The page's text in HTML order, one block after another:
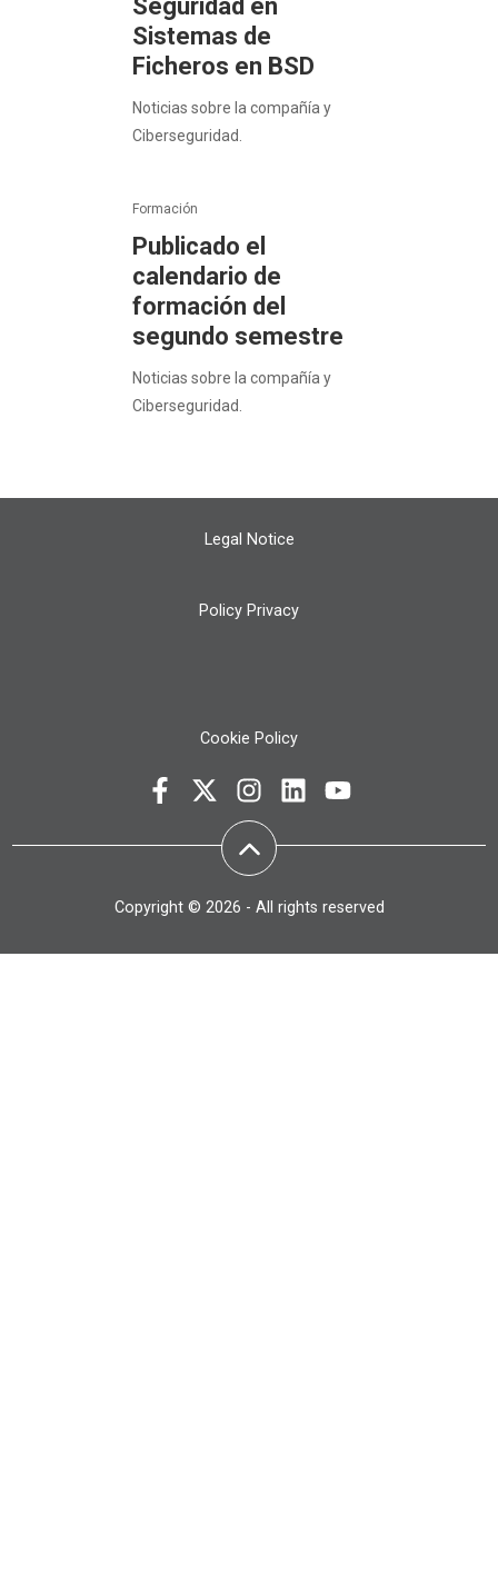
Seguridad en
Sistemas de
Ficheros en BSD
Noticias sobre la compañía y
Ciberseguridad.
Formación
Publicado el
calendario de
formación del
segundo semestre
Noticias sobre la compañía y
Ciberseguridad.
Legal Notice
Policy Privacy
Cookie Policy
Copyright © 2026 - All rights reserved